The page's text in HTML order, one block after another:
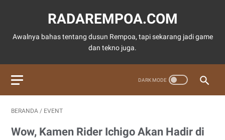
RADAREMPOA.COM
Awalnya bahas tentang dusun Rempoa, tapi sekarang jadi game
dan tekno juga.
BERANDA / EVENT
Wow, Kamen Rider Ichigo Akan Hadir di